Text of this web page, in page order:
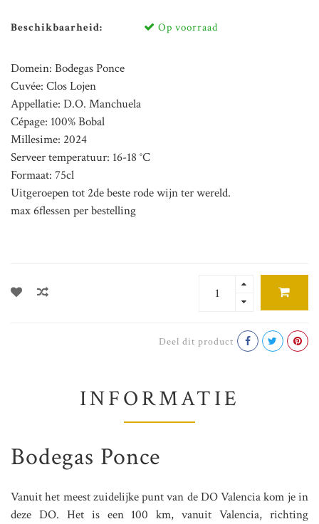
Beschikbaarheid: Op voorraad
Domein: Bodegas Ponce
Cuvée: Clos Lojen
Appellatie: D.O. Manchuela
Cépage: 100% Bobal
Millesime: 2024
Serveer temperatuur: 16-18 °C
Formaat: 75cl
Uitgeroepen tot 2de beste rode wijn ter wereld.
max 6flessen per bestelling
Deel dit product
INFORMATIE
Bodegas Ponce
Vanuit het meest zuidelijke punt van de DO Valencia kom je in
deze DO. Het is een 100 km, vanuit Valencia, richting